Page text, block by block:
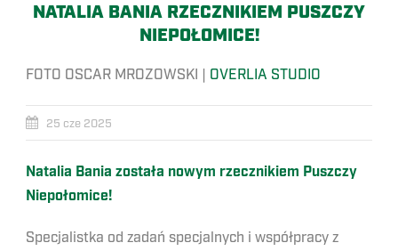
NATALIA BANIA RZECZNIKIEM PUSZCZY
NIEPOŁOMICE!
FOTO OSCAR MROZOWSKI | OVERLIA STUDIO
25 cze 2025
Natalia Bania została nowym rzecznikiem Puszczy
Niepołomice!
Specjalistka od zadań specjalnych i współpracy z